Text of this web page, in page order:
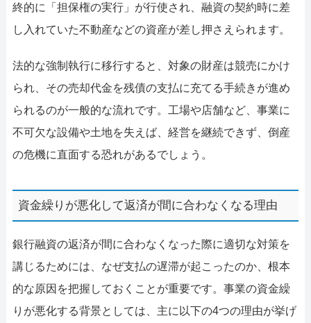
終的に「担保権の実行」が行使され、融資の契約時に差
し入れていた不動産などの資産が差し押さえられます。
法的な強制執行に移行すると、対象の財産は競売にかけ
られ、その売却代金を残債の支払に充てる手続きが進め
られるのが一般的な流れです。工場や店舗など、事業に
不可欠な設備や土地を失えば、経営を継続できず、倒産
の危機に直面する恐れがあるでしょう。
資金繰りが悪化して返済が間に合わなくなる理由
銀行融資の返済が間に合わなくなった際に適切な対策を
講じるためには、なぜ支払の遅滞が起こったのか、根本
的な原因を把握しておくことが重要です。事業の資金繰
りが悪化する背景としては、主に以下の4つの理由が挙げ